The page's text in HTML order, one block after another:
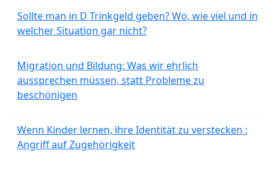
Sollte man in D Trinkgeld geben? Wo, wie viel und in
welcher Situation gar nicht?
Migration und Bildung: Was wir ehrlich
aussprechen müssen, statt Probleme zu
beschönigen
Wenn Kinder lernen, ihre Identität zu verstecken :
Angriff auf Zugehörigkeit